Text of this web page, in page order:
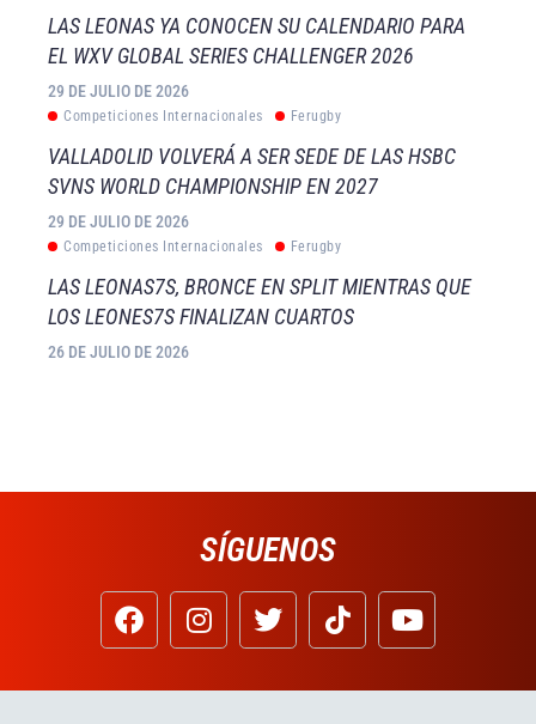
LAS LEONAS YA CONOCEN SU CALENDARIO PARA
EL WXV GLOBAL SERIES CHALLENGER 2026
29 DE JULIO DE 2026
Competiciones Internacionales Ferugby
VALLADOLID VOLVERÁ A SER SEDE DE LAS HSBC
SVNS WORLD CHAMPIONSHIP EN 2027
29 DE JULIO DE 2026
Competiciones Internacionales Ferugby
LAS LEONAS7S, BRONCE EN SPLIT MIENTRAS QUE
LOS LEONES7S FINALIZAN CUARTOS
26 DE JULIO DE 2026
SÍGUENOS